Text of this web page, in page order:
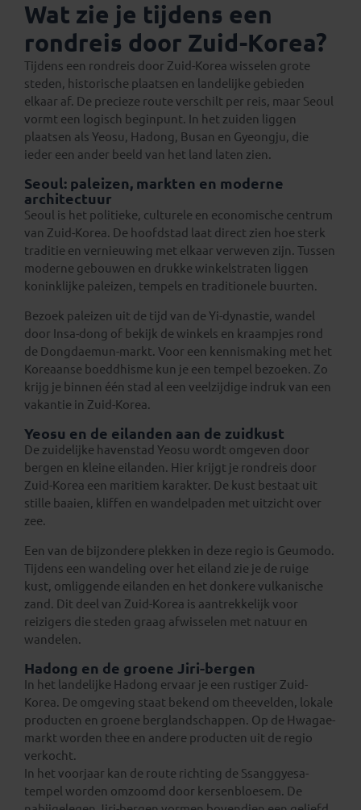
Wat zie je tijdens een
rondreis door Zuid-Korea?
Tijdens een rondreis door Zuid-Korea wisselen grote
steden, historische plaatsen en landelijke gebieden
elkaar af. De precieze route verschilt per reis, maar Seoul
vormt een logisch beginpunt. In het zuiden liggen
plaatsen als Yeosu, Hadong, Busan en Gyeongju, die
ieder een ander beeld van het land laten zien.
Seoul: paleizen, markten en moderne
architectuur
Seoul is het politieke, culturele en economische centrum
van Zuid-Korea. De hoofdstad laat direct zien hoe sterk
traditie en vernieuwing met elkaar verweven zijn. Tussen
moderne gebouwen en drukke winkelstraten liggen
koninklijke paleizen, tempels en traditionele buurten.
Bezoek paleizen uit de tijd van de Yi-dynastie, wandel
door Insa-dong of bekijk de winkels en kraampjes rond
de Dongdaemun-markt. Voor een kennismaking met het
Koreaanse boeddhisme kun je een tempel bezoeken. Zo
krijg je binnen één stad al een veelzijdige indruk van een
vakantie in Zuid-Korea.
Yeosu en de eilanden aan de zuidkust
De zuidelijke havenstad Yeosu wordt omgeven door
bergen en kleine eilanden. Hier krijgt je rondreis door
Zuid-Korea een maritiem karakter. De kust bestaat uit
stille baaien, kliffen en wandelpaden met uitzicht over
zee.
Een van de bijzondere plekken in deze regio is Geumodo.
Tijdens een wandeling over het eiland zie je de ruige
kust, omliggende eilanden en het donkere vulkanische
zand. Dit deel van Zuid-Korea is aantrekkelijk voor
reizigers die steden graag afwisselen met natuur en
wandelen.
Hadong en de groene Jiri-bergen
In het landelijke Hadong ervaar je een rustiger Zuid-
Korea. De omgeving staat bekend om theevelden, lokale
producten en groene berglandschappen. Op de Hwagae-
markt worden thee en andere producten uit de regio
verkocht.
In het voorjaar kan de route richting de Ssanggyesa-
tempel worden omzoomd door kersenbloesem. De